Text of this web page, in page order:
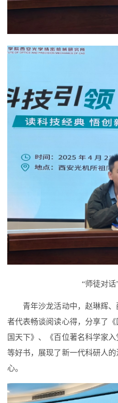
“师徒对话
青年沙龙活动中，赵琳辉、
者代表畅谈阅读心得，分享了
国天下》、《百位著名科学家
等好书，展现了新一代科研人
心。